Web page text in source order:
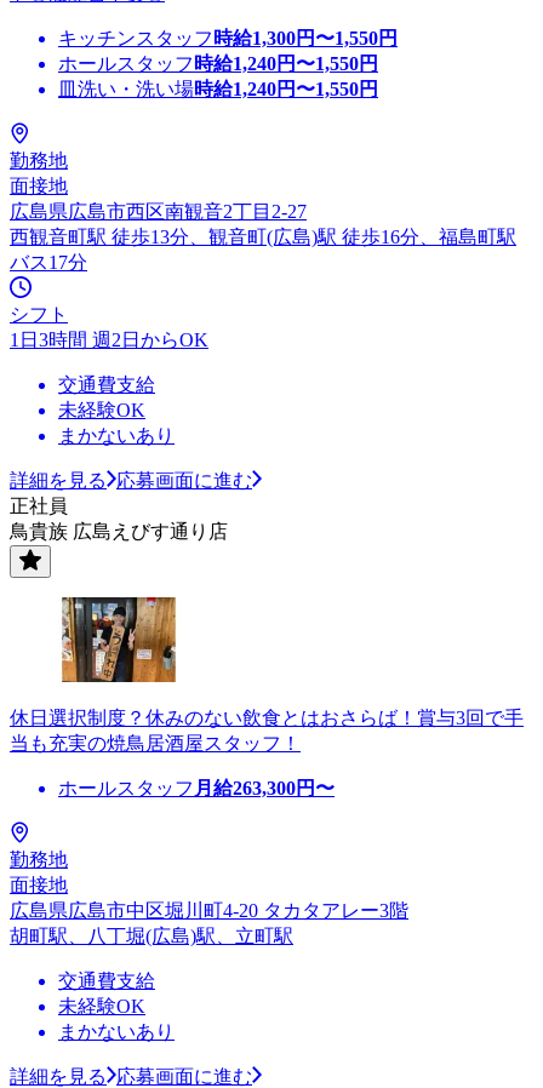
キッチンスタッフ 時給1,300円〜1,550円
ホールスタッフ 時給1,240円〜1,550円
皿洗い・洗い場時給1,240円〜1,550円
勤務地
面接地
広島県広島市西区南観音2丁目2-27
西観音町駅 徒歩13分、観音町(広島)駅 徒歩16分、福島町駅
バス17分
シフト
1日3時間 週2日からOK
交通費支給
未経験OK
まかないあり
詳細を見る
応募画面に進む
正社員
鳥貴族 広島えびす通り店
休日選択制度？休みのない飲食とはおさらば！賞与3回で手
当も充実の焼鳥居酒屋スタッフ！
ホールスタッフ 月給263,300円〜
勤務地
面接地
広島県広島市中区堀川町4-20 タカタアレー3階
胡町駅、八丁堀(広島)駅、立町駅
交通費支給
未経験OK
まかないあり
詳細を見る 応募画面に進む